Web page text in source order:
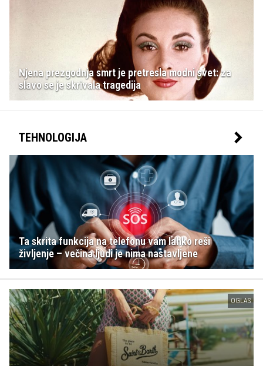
Njena prezgodnja smrt je pretresla modni svet: za
slavo se je skrivala tragedija
TEHNOLOGIJA
Ta skrita funkcija na telefonu vam lahko reši
življenje – večina ljudi je nima nastavljene
OGLAS